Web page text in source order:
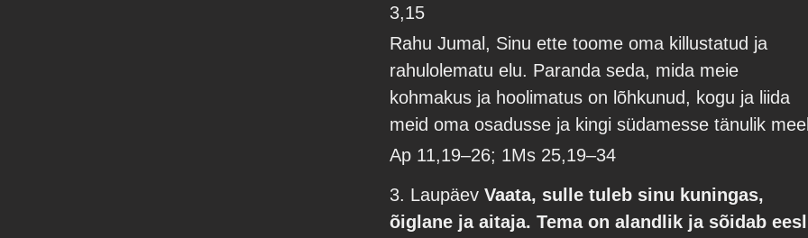
3,15
Rahu Jumal, Sinu ette toome oma killustatud ja
rahulolematu elu. Paranda seda, mida meie
kohmakus ja hoolimatus on lõhkunud, kogu ja liida
meid oma osadusse ja kingi südamesse tänulik
Ap 11,19–26; 1Ms 25,19–34
3. LaupäevVaata, sulle tuleb sinu kuningas,
õiglane ja aitaja. Tema on alandlik ja sõidab